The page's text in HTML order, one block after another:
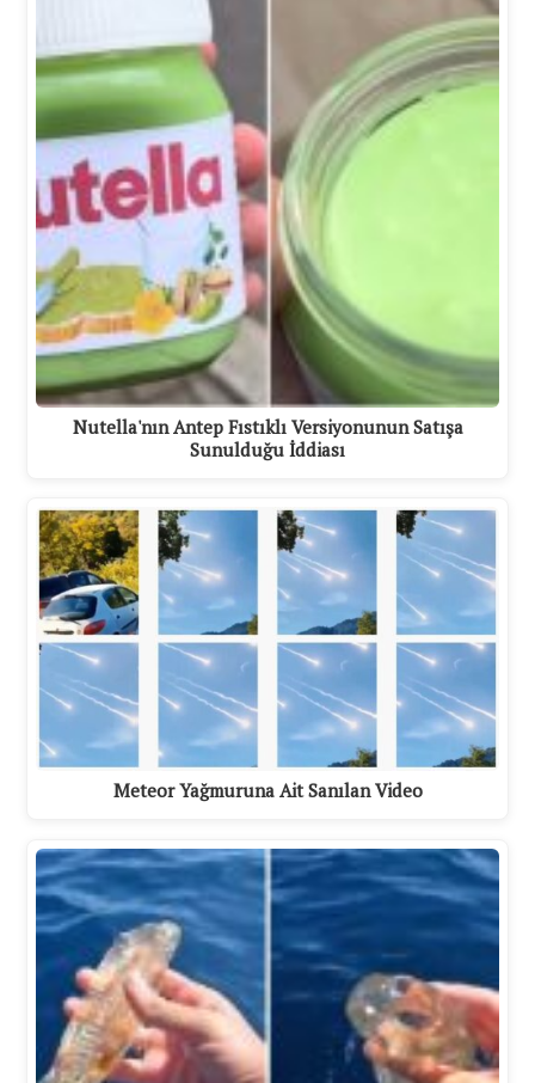
Nutella'nın Antep Fıstıklı Versiyonunun Satışa
Sunulduğu İddiası
Meteor Yağmuruna Ait Sanılan Video